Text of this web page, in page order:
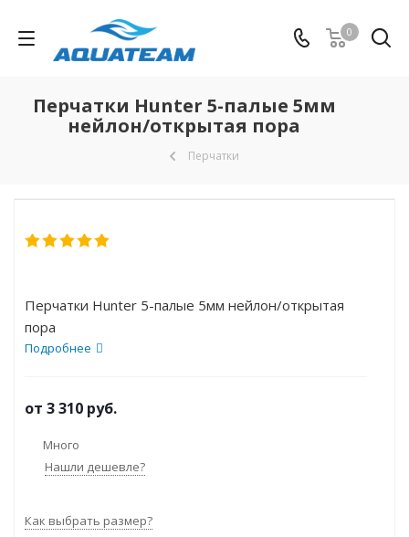
0
Перчатки Hunter 5-палые 5мм
нейлон/открытая пора
Перчатки
Перчатки Hunter 5-палые 5мм нейлон/открытая
пора
Подробнее
от 3 310 руб.
Много
Нашли дешевле?
Как выбрать размер?